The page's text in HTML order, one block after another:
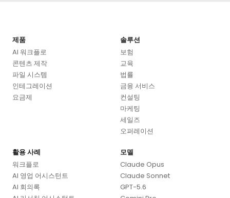
제품
AI 워크플로
콘텐츠 제작
파일 시스템
인테그레이션
요금제
솔루션
보험
교육
법률
금융 서비스
컨설팅
마케팅
세일즈
오퍼레이션
활용 사례
워크플로
AI 영업 어시스턴트
AI 회의록
모델
Claude Opus
Claude Sonnet
GPT-5.6